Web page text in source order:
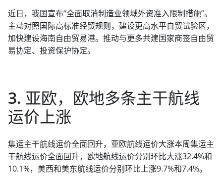
近日，我国宣布“全面取消制造业领域外资准入限制措施”。
主动对照国际高标准经贸规则，建设更高水平自贸试验区，
加快建设海南自由贸易港。推动与更多共建国家商签自由贸
易协定、投资保护协定。
3. 亚欧，欧地多条主干航线
运价上涨
集运主干航线运价全面回升，亚欧航线运价大涨本周集运主
干航线运价全面回升，欧地航线运价分别环比大涨32.4%和
10.1%，美西和美东航线运价分别环比上涨9.7%和7.4%。